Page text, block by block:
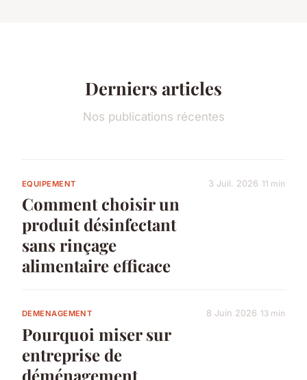
Derniers articles
Nos publications récentes
EQUIPEMENT
Comment choisir un
produit désinfectant
sans rinçage
alimentaire efficace
3 Juil. 2026 11 min
DEMENAGEMENT
Pourquoi miser sur
entreprise de
déménagement
8 Juin 2026 13 min